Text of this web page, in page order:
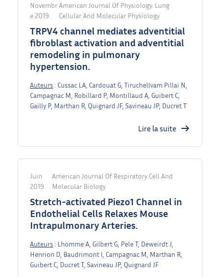
Novembr
E 2019
American Journal Of Physiology. Lung
Cellular And Molecular Physiology
TRPV4 channel mediates adventitial
fibroblast activation and adventitial
remodeling in pulmonary
hypertension.
Auteurs : Cussac LA, Cardouat G, Tiruchellvam Pillai N,
Campagnac M, Robillard P, Montillaud A, Guibert C,
Gailly P, Marthan R, Quignard JF, Savineau JP, Ducret T
Lire la suite
Juin
2019
American Journal Of Respiratory Cell And
Molecular Biology
Stretch-activated Piezo1 Channel in
Endothelial Cells Relaxes Mouse
Intrapulmonary Arteries.
Auteurs : Lhomme A, Gilbert G, Pele T, Deweirdt J,
Henrion D, Baudrimont I, Campagnac M, Marthan R,
Guibert C, Ducret T, Savineau JP, Quignard JF